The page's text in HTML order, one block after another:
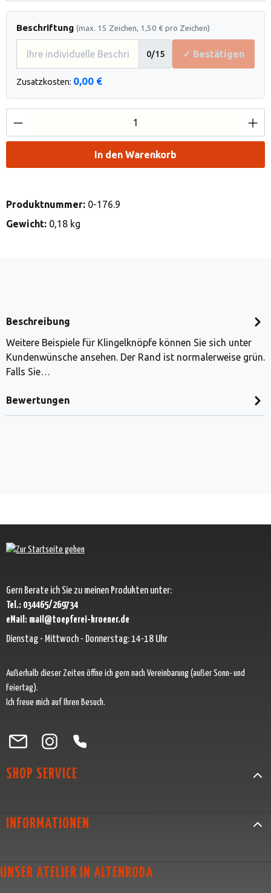
Beschriftung (max. 15 Zeichen, 1,50 € pro Zeichen)
0/15 ✓ Bestätigen
Zusatzkosten: 0,00 €
Produkt Anzahl: Gib den gewünschten
In den Warenkorb
Produktnummer: 0-176.9
Gewicht: 0,18 kg
Beschreibung
Weitere Beispiele für Klingelknöpfe können Sie sich unter
Kundenwünsche ansehen. Der Rand ist normalerweise grün.
Falls Sie…
Bewertungen
Gern Berate ich Sie zu meinen Produkten unter:
Tel.: 034465/269734
eMail: mail@toepferei-kroener.de
Dienstag - Mittwoch - Donnerstag: 14-18 Uhr
Außerhalb dieser Zeiten öffne ich gern nach Vereinbarung (außer Sonn- und
Feiertag).
Ich freue mich auf Ihren Besuch.
Besuche uns auf Facebook – öffnet in neuem Tab (externer Link)
Schau auf Instagram vorbei – öffnet in neuem Tab (externer Link)
Lass dich auf Pinterest inspirieren – öffnet in neuem Tab
Folge uns auf X – öffnet in neuem Tab (externer Link)
SHOP SERVICE
INFORMATIONEN
UNSER ATELIER IN ALTENRODA